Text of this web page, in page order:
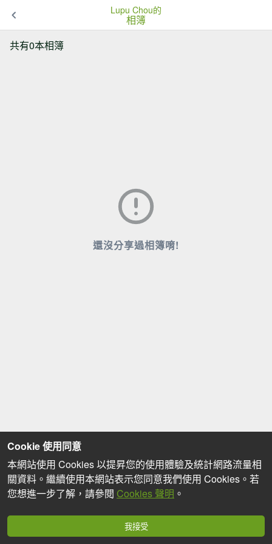
Lupu Chou的
相簿
共有0本相簿
還沒分享過相簿唷!
Cookie 使用同意
本網站使用 Cookies 以提昇您的使用體驗及統計網路流量相
關資料。繼續使用本網站表示您同意我們使用 Cookies。若
您想進一步了解，請參閱 Cookies 聲明 。
我接受